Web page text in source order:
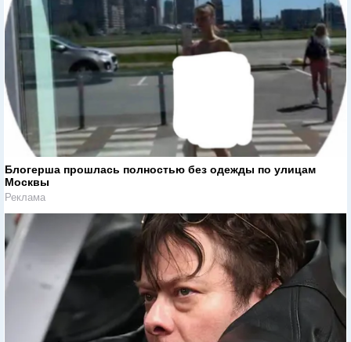
Блогерша прошлась полностью без одежды по улицам
Москвы
Реклама